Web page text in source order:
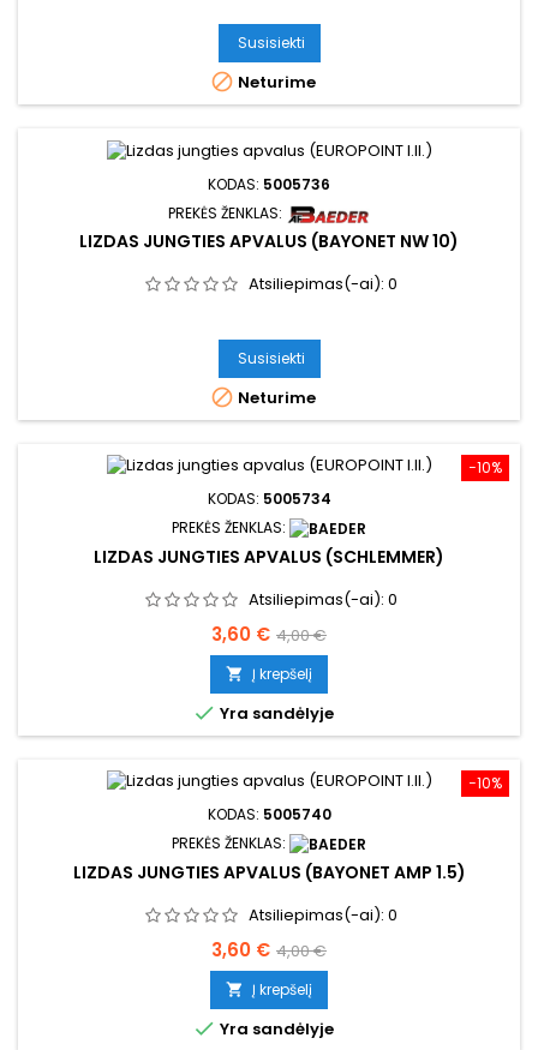
Susisiekti
 Neturime
KODAS: 5005736
PREKĖS ŽENKLAS:
LIZDAS JUNGTIES APVALUS (BAYONET NW 10)
Atsiliepimas(-ai): 0
Susisiekti
 Neturime
−10%
KODAS: 5005734
PREKĖS ŽENKLAS:
LIZDAS JUNGTIES APVALUS (SCHLEMMER)
Atsiliepimas(-ai): 0
Kaina
3,60 € Bazinė
kaina
4,00 €
 Į krepšelį
 Yra sandėlyje
−10%
KODAS: 5005740
PREKĖS ŽENKLAS:
LIZDAS JUNGTIES APVALUS (BAYONET AMP 1.5)
Atsiliepimas(-ai): 0
Kaina
3,60 € Bazinė
kaina
4,00 €
 Į krepšelį
 Yra sandėlyje